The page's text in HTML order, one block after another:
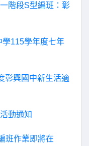
階段S型編班：彰
學115學年度七年
彰興國中新生活適
動通知
班作業即將在